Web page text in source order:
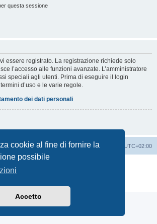
cookie al fine di fornire la
possibile
Accetto
questa sessione
essere registrato. La registrazione richiede solo
l’accesso alle funzioni avanzate. L’amministratore
speciali agli utenti. Prima di eseguire il login
d’uso e le varie regole.
dei dati personali
Tutti gli orari sono UTC+02:00
Cancella cookie
Contattaci
Traduzione Italiana